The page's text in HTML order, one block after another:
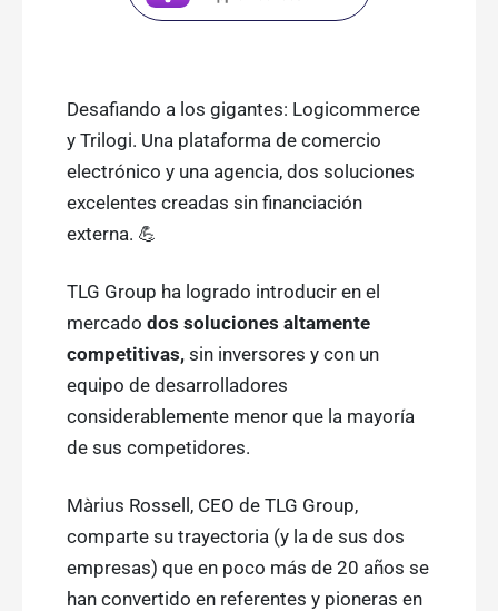
Desafiando a los gigantes: Logicommerce
y Trilogi. Una plataforma de comercio
electrónico y una agencia, dos soluciones
excelentes creadas sin financiación
externa. 💪
TLG Group ha logrado introducir en el
mercado dos soluciones altamente
competitivas, sin inversores y con un
equipo de desarrolladores
considerablemente menor que la mayoría
de sus competidores.
Màrius Rossell, CEO de TLG Group,
comparte su trayectoria (y la de sus dos
empresas) que en poco más de 20 años se
han convertido en referentes y pioneras en